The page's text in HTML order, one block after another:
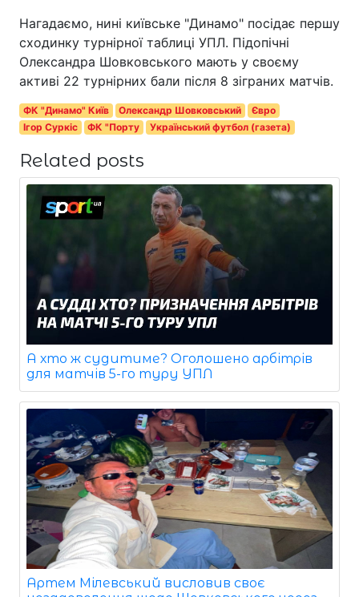
Нагадаємо, нині київське "Динамо" посідає першу
сходинку турнірної таблиці УПЛ. Підопічні
Олександра Шовковського мають у своєму
активі 22 турнірних бали після 8 зіграних матчів.
ФК "Динамо" Київ Олександр Шовковський
Євро
Ігор Суркіс
ФК "Порту Український футбол (газета)
Related posts
А хто ж судитиме? Оголошено арбітрів
для матчів 5-го туру УПЛ
Артем Мілевський висловив своє